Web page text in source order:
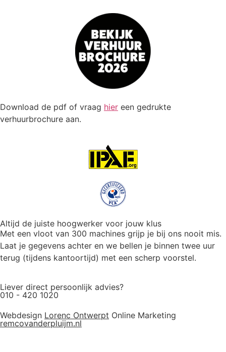
Download de pdf of vraag hier een gedrukte
verhuurbrochure aan.
Altijd de juiste hoogwerker voor jouw klus
Met een vloot van 300 machines grijp je bij ons nooit mis.
Laat je gegevens achter en we bellen je binnen twee uur
terug (tijdens kantoortijd) met een scherp voorstel.
Liever direct persoonlijk advies?
010 - 420 1020
Webdesign Lorenc Ontwerpt Online Marketing
remcovanderpluijm.nl